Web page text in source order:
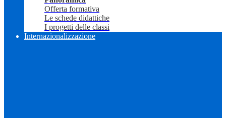
Offerta formativa
Le schede didattiche
I progetti delle classi
Internazionalizzazione